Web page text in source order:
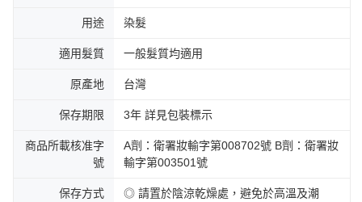
用途 染髮
適用髮質 一般髮質均適用
原產地 台灣
保存期限 3年 詳見包裝標示
商品所載核准字
號
A劑：衛署妝輸字第008702號 B劑：衛署妝
輸字第003501號
保存方式
◎ 請置於陰涼乾燥處，避免於高溫及潮